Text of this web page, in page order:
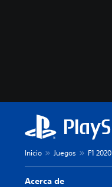
Inicio Juegos F1 2020
Acerca de